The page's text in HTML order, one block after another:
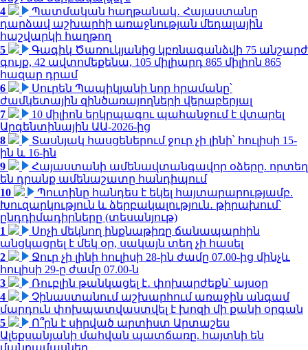
4
Պատմական հաղթանակ․ Հայաստանը
դարձավ աշխարհի առաջնության մեդալային
հաշվարկի հաղթող
5
Գագիկ Ծառուկյանից կբռնագանձվի 75 անշարժ
գույք, 42 ավտոմեքենա, 105 միլիարդ 865 միլիոն 865
հազար դրամ
6
Սուրեն Պապիկյանի նոր հրամանը՝
ժամկետային զինծառայողների վերաբերյալ
7
10 միլիոն երկրպագու պահանջում է վտարել
Արգենտինային ԱԱ-2026-ից
8
Տասնյակ հասցեներում ջուր չի լինի՝ հուլիսի 15-
ին և 16-ին
9
Հայաստանի ամենավտանգավոր օձերը. որտեղ
են դրանք ամենաշատը հանդիպում
10
Պուտինը հանդես է եկել հայտարարությամբ.
Խուզարկություն և ձերբակալություն․ թիրախում՝
ընդդիմադիրները (տեսանյութ)
1
Սոչի մեկնող ինքնաթիռը ճանապարհին
անցկացրել է մեկ օր, սակայն տեղ չի հասել
2
Ջուր չի լինի հուլիսի 28-ին ժամը 07.00-ից մինչև
հուլիսի 29-ը ժամը 07.00-ն
3
Ռուբլին թանկացել է․ փոխարժեքն՝ այսօր
4
Չինաստանում աշխարհում առաջին անգամ
մարդուն փոխպատվաստվել է խոզի մի քանի օրգան
5
Ո՞րն է սիրված արտիստ Արտաշես
Ալեքսանյանի մահվան պատճառը. հայտնի են
մանրամասներ